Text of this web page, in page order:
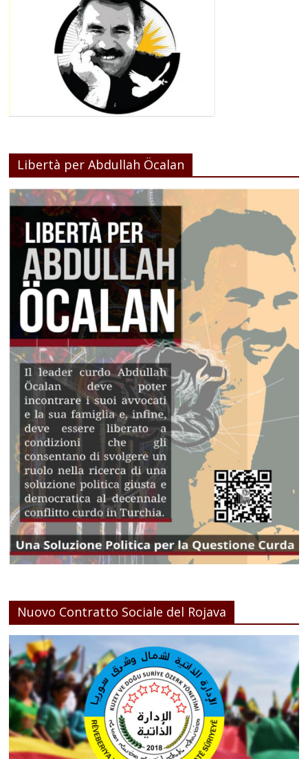
Libertà per Abdullah Öcalan
Nuovo Contratto Sociale del Rojava